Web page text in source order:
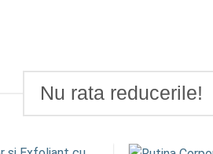
Nu rata reducerile!